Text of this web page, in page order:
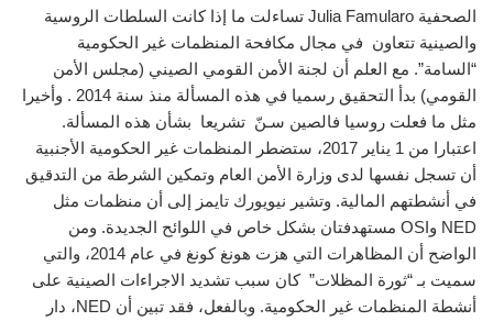
الصحفية Julia Famularo تساءلت ما إذا كانت السلطات الروسية
والصينية تتعاون في مجال مكافحة المنظمات غير الحكومية
“السامة”. مع العلم أن لجنة الأمن القومي الصيني (مجلس الأمن
القومي) بدأ التحقيق رسميا في هذه المسألة منذ سنة 2014 . وأخيرا
مثل ما فعلت روسيا فالصين سـنّ تشريعا بشأن هذه المسألة.
اعتبارا من 1 يناير 2017، ستضطر المنظمات غير الحكومية الأجنبية
أن تسجل نفسها لدى وزارة الأمن العام وتمكين الشرطة من التدقيق
في أنشطتهم المالية. وتشير نيويورك تايمز إلى أن منظمات مثل
NED وOSI مستهدفتان بشكل خاص في اللوائح الجديدة. ومن
الواضح أن المظاهرات التي هزت هونغ كونغ في عام 2014، والتي
سميت بـ “ثورة المظلات” كان سبب تشديد الاجراءات الصينية على
أنشطة المنظمات غير الحكومية. وبالفعل، فقد تبين أن NED، دار